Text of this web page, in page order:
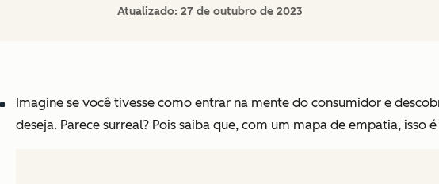
Atualizado: 27 de outubro de 2023
Imagine se você tivesse como entrar na mente do consumidor e
deseja. Parece surreal? Pois saiba que, com um mapa de empatia, isso